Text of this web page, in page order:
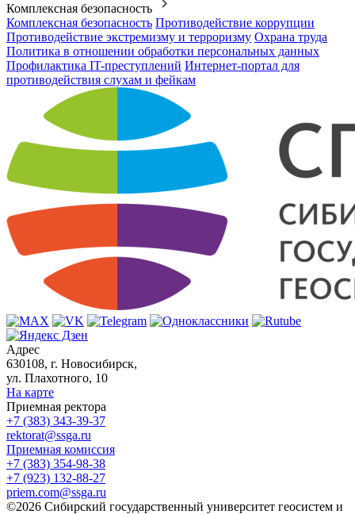
Комплексная безопасность
Комплексная безопасность Противодействие коррупции
Противодействие экстремизму и терроризму Охрана труда
Политика в отношении обработки персональных данных
Профилактика IT-преступлений Интернет-портал для
противодействия слухам и фейкам
Адрес
630108, г. Новосибирск,
ул. Плахотного, 10
На карте
Приемная ректора
+7 (383) 343-39-37
rektorat@ssga.ru
Приемная комиссия
+7 (383) 354-98-38
+7 (923) 132-88-27
priem.com@ssga.ru
©2026 Сибирский государственный университет геосистем и